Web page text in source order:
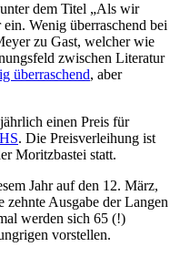
dem Titel „Als wir
Wenig überraschend bei
zu Gast, welcher wie
zwischen Literatur
überraschend, aber
einen Preis für
. Die Preisverleihung ist
Moritzbastei statt.
Jahr auf den 12. März,
zehnte Ausgabe der Langen
werden sich 65 (!)
vorstellen.